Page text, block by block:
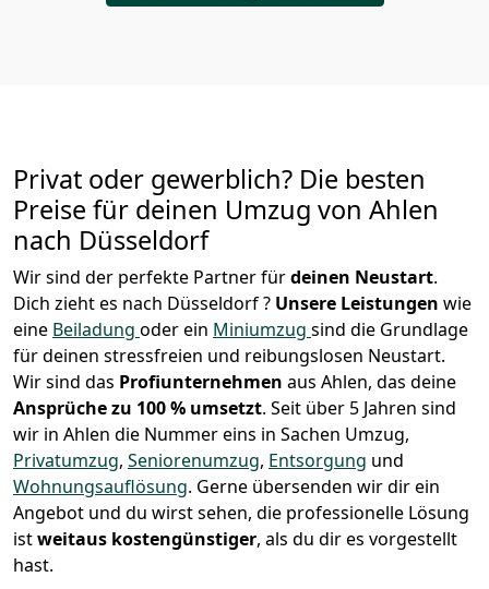
Privat oder gewerblich? Die besten
Preise für deinen Umzug von Ahlen
nach Düsseldorf
Wir sind der perfekte Partner fürdeinen Neustart.
Dich zieht es nach Düsseldorf ? Unsere Leistungen wie
eine Beiladung oder ein Miniumzug sind die Grundlage
für deinen stressfreien und reibungslosen Neustart.
Wir sind das Profiunternehmen aus Ahlen, das deine
Ansprüche zu 100 % umsetzt. Seit über 5 Jahren sind
wir in Ahlen die Nummer eins in Sachen Umzug,
Privatumzug, Seniorenumzug, Entsorgung und
Wohnungsauflösung. Gerne übersenden wir dir ein
Angebot und du wirst sehen, die professionelle Lösung
istweitaus kostengünstiger, als du dir es vorgestellt
hast.